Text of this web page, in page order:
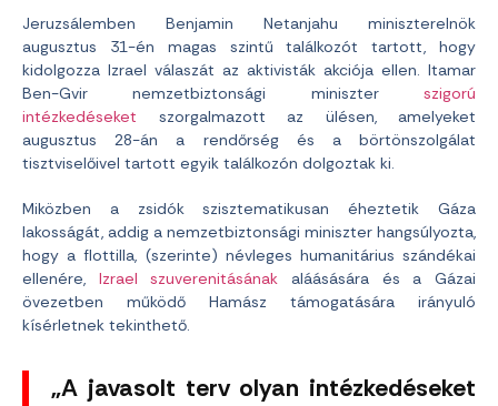
Jeruzsálemben Benjamin Netanjahu miniszterelnök
augusztus 31-én magas szintű találkozót tartott, hogy
kidolgozza Izrael válaszát az aktivisták akciója ellen. Itamar
Ben-Gvir nemzetbiztonsági miniszter szigorú
intézkedéseket szorgalmazott az ülésen, amelyeket
augusztus 28-án a rendőrség és a börtönszolgálat
tisztviselőivel tartott egyik találkozón dolgoztak ki.
Miközben a zsidók szisztematikusan éheztetik Gáza
lakosságát, addig a nemzetbiztonsági miniszter hangsúlyozta,
hogy a flottilla, (szerinte) névleges humanitárius szándékai
ellenére, Izrael szuverenitásának aláásására és a Gázai
övezetben működő Hamász támogatására irányuló
kísérletnek tekinthető.
„A javasolt terv olyan intézkedéseket